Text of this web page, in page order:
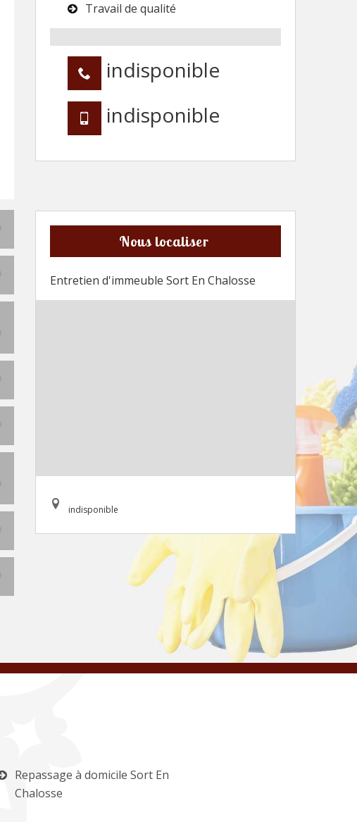
Travail de qualité
indisponible
indisponible
Nous localiser
Entretien d'immeuble Sort En Chalosse
indisponible
Repassage à domicile Sort En
Chalosse